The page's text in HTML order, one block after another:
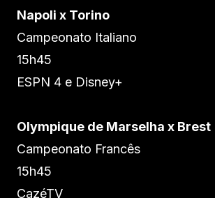
Napoli x Torino
Campeonato Italiano
15h45
ESPN 4 e Disney+
Olympique de Marselha x Brest
Campeonato Francês
15h45
CazéTV